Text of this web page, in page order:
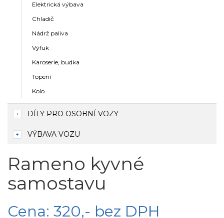
Elektrická výbava
Chladič
Nádrž paliva
Výfuk
Karoserie, budka
Topení
Kolo
DÍLY PRO OSOBNÍ VOZY
VÝBAVA VOZU
Rameno kyvné
samostavu
Cena: 320,- bez DPH